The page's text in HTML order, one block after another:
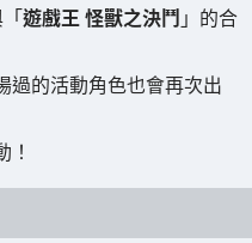
遊戲王 怪獸之決鬥 」的合
過的活動角色也會再次出